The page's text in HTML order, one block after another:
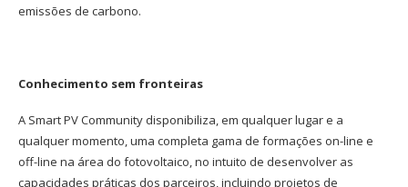
emissões de carbono.
Conhecimento sem fronteiras
A Smart PV Community disponibiliza, em qualquer lugar e a
qualquer momento, uma completa gama de formações on-line e
off-line na área do fotovoltaico, no intuito de desenvolver as
capacidades práticas dos parceiros, incluindo projetos de